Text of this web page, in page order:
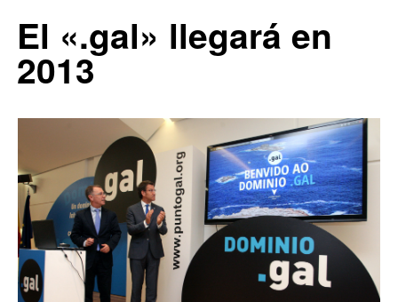
0
El «.gal» llegará en
2013